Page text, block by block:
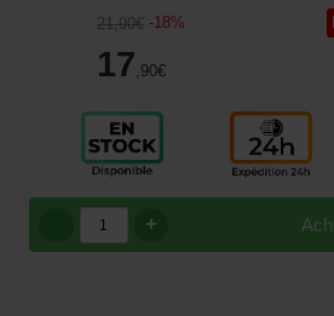
21,90€ -18%
17 ,90€
+